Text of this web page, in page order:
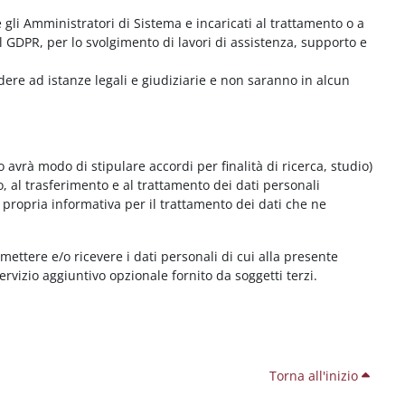
gli Amministratori di Sistema e incaricati al trattamento o a
per lo svolgimento di lavori di assistenza, supporto e
ad istanze legali e giudiziarie e non saranno in alcun
avrà modo di stipulare accordi per finalità di ricerca, studio)
al trasferimento e al trattamento dei dati personali
informativa per il trattamento dei dati che ne
e/o ricevere i dati personali di cui alla presente
aggiuntivo opzionale fornito da soggetti terzi.
Torna all'inizio